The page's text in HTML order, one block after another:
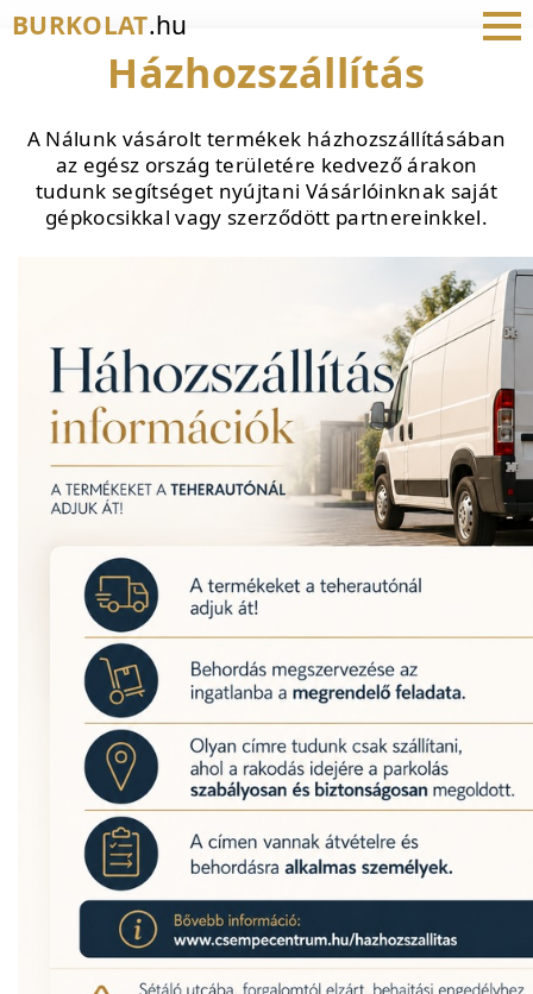
BURKOLAT.hu
Házhozszállítás
A Nálunk vásárolt termékek házhozszállításában
az egész ország területére kedvező árakon
tudunk segítséget nyújtani Vásárlóinknak saját
gépkocsikkal vagy szerződött partnereinkkel.